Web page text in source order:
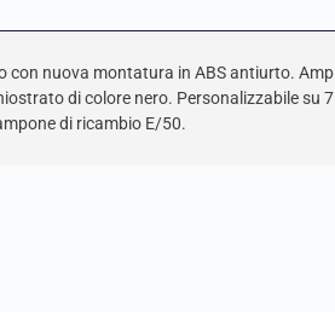
nuova montatura in ABS antiurto.
di colore nero. Personalizzabile su
di ricambio E/50.